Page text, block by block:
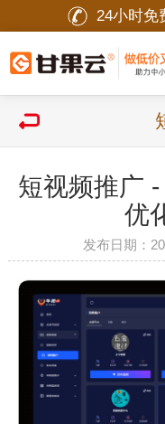
24小时免
短视频推广 -
优
发布日期：